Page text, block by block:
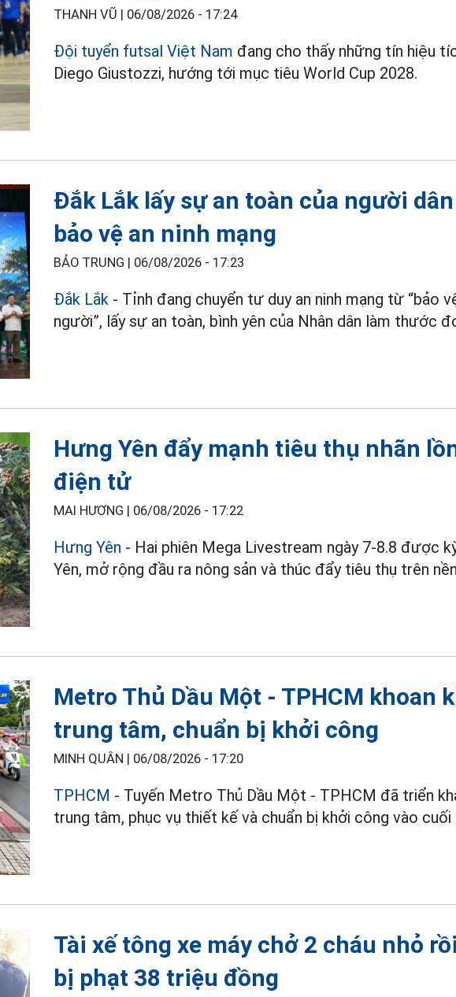
THANH VŨ | 06/08/2026 - 17:24
Đội tuyển futsal Việt Nam đang cho thấy những tín hiệu
Diego Giustozzi, hướng tới mục tiêu World Cup 2028.
Đắk Lắk lấy sự an toàn của người
bảo vệ an ninh mạng
BẢO TRUNG | 06/08/2026 - 17:23
Đắk Lắk - Tỉnh đang chuyển tư duy an ninh mạng từ “bảo
người”, lấy sự an toàn, bình yên của Nhân dân làm thước
Hưng Yên đẩy mạnh tiêu thụ nhãn
điện tử
MAI HƯƠNG | 06/08/2026 - 17:22
Hưng Yên - Hai phiên Mega Livestream ngày 7-8.8 được
Yên, mở rộng đầu ra nông sản và thúc đẩy tiêu thụ trên
Metro Thủ Dầu Một - TPHCM khoan
trung tâm, chuẩn bị khởi công
MINH QUÂN | 06/08/2026 - 17:20
TPHCM - Tuyến Metro Thủ Dầu Một - TPHCM đã triển
trung tâm, phục vụ thiết kế và chuẩn bị khởi công vào cuối
Tài xế tông xe máy chở 2 cháu nhỏ
bị phạt 38 triệu đồng